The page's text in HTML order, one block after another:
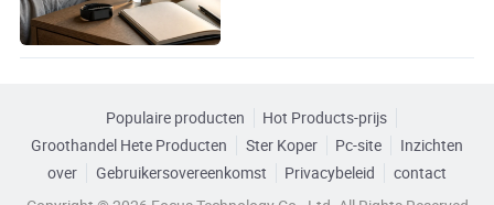
Populaire producten
Hot Products-prijs
Groothandel Hete Producten
Ster Koper Pc-site
Inzichten
over
Gebruikersovereenkomst Privacybeleid
contact